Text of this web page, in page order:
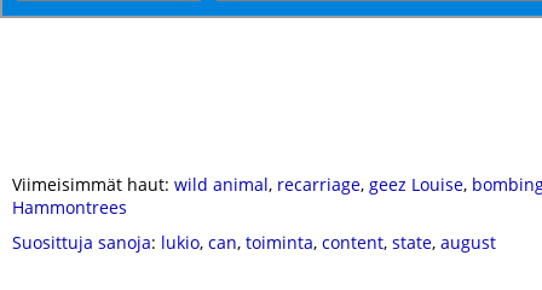
Viimeisimmät haut: wild animal, recarriage, geez Louise,
Hammontrees
Suosittuja sanoja: lukio, can, toiminta, content, state, august